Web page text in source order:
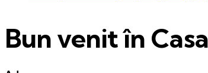
Bun venit în